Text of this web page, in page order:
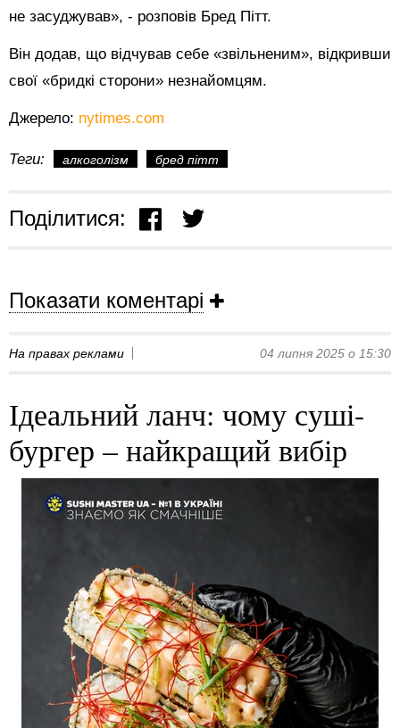
не засуджував», - розповів Бред Пітт.
Він додав, що відчував себе «звільненим», відкривши
свої «бридкі сторони» незнайомцям.
Джерело: nytimes.com
Теги: алкоголізм бред пітт
Поділитися:
Показати коментарі
На правах реклами 04 липня 2025 о 15:30
Ідеальний ланч: чому суші-
бургер – найкращий вибір